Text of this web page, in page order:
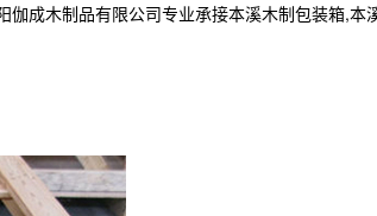
成木制品有限公司专业承接本溪木制包装箱,